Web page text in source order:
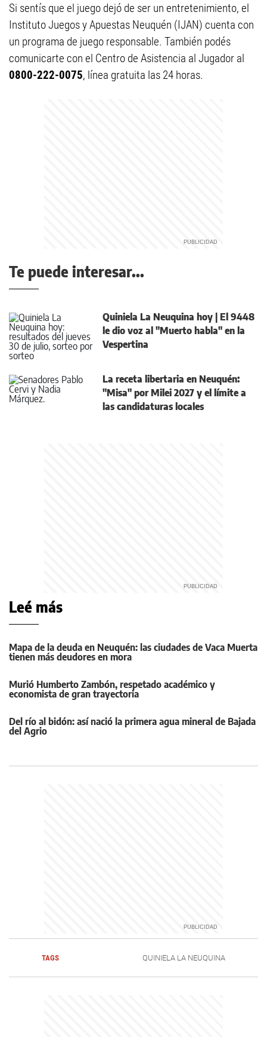
Si sentís que el juego dejó de ser un entretenimiento, el
Instituto Juegos y Apuestas Neuquén (IJAN) cuenta con
un programa de juego responsable. También podés
comunicarte con el Centro de Asistencia al Jugador al
0800-222-0075, línea gratuita las 24 horas.
Te puede interesar...
Quiniela La Neuquina hoy | El 9448
le dio voz al "Muerto habla" en la
Vespertina
La receta libertaria en Neuquén:
"Misa" por Milei 2027 y el límite a
las candidaturas locales
Leé más
Mapa de la deuda en Neuquén: las ciudades de Vaca Muerta
tienen más deudores en mora
Murió Humberto Zambón, respetado académico y
economista de gran trayectoria
Del río al bidón: así nació la primera agua mineral de Bajada
del Agrio
TAGS QUINIELA LA NEUQUINA